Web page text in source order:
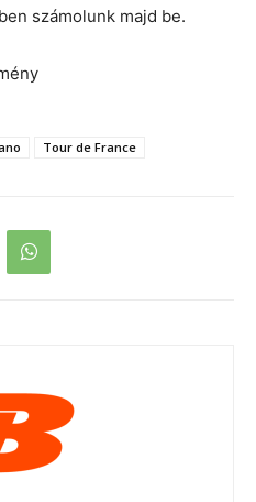
számolunk majd be.
Tour de France